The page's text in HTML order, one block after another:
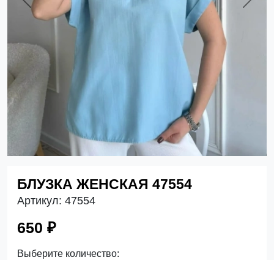
Previous Next
БЛУЗКА ЖЕНСКАЯ 47554
Артикул: 47554
650 ₽
Выберите количество: